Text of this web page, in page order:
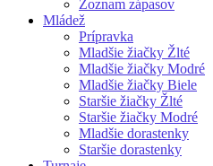
Zoznam zápasov
Mládež
Prípravka
Mladšie žiačky Žlté
Mladšie žiačky Modré
Mladšie žiačky Biele
Staršie žiačky Žlté
Staršie žiačky Modré
Mladšie dorastenky
Staršie dorastenky